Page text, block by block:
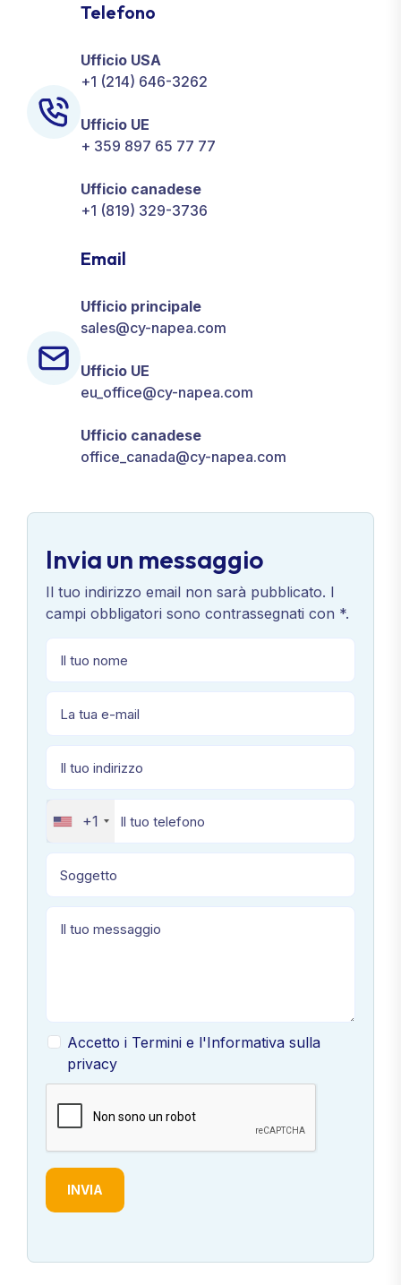
Telefono
Ufficio USA
+1 (214) 646-3262
Ufficio UE
+ 359 897 65 77 77
Ufficio canadese
+1 (819) 329-3736
Email
Ufficio principale
sales@cy-napea.com
Ufficio UE
eu_office@cy-napea.com
Ufficio canadese
office_canada@cy-napea.com
Invia un messaggio
Il tuo indirizzo email non sarà pubblicato. I
campi obbligatori sono contrassegnati con *.
+1
Accetto i Termini e l'Informativa sulla
privacy
INVIA